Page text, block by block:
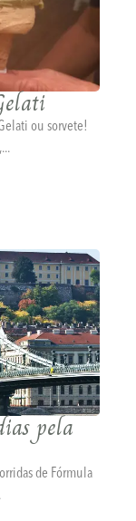
ou sorvete!
pela
de Fórmula